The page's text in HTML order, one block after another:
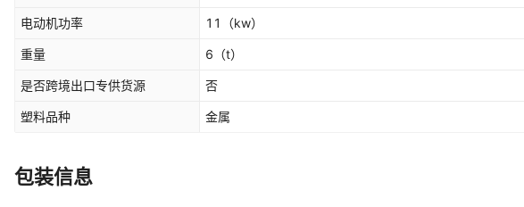
电动机功率 11 （kw）
重量 6 （t）
是否跨境出口专供货源 否
塑料品种 金属
包装信息